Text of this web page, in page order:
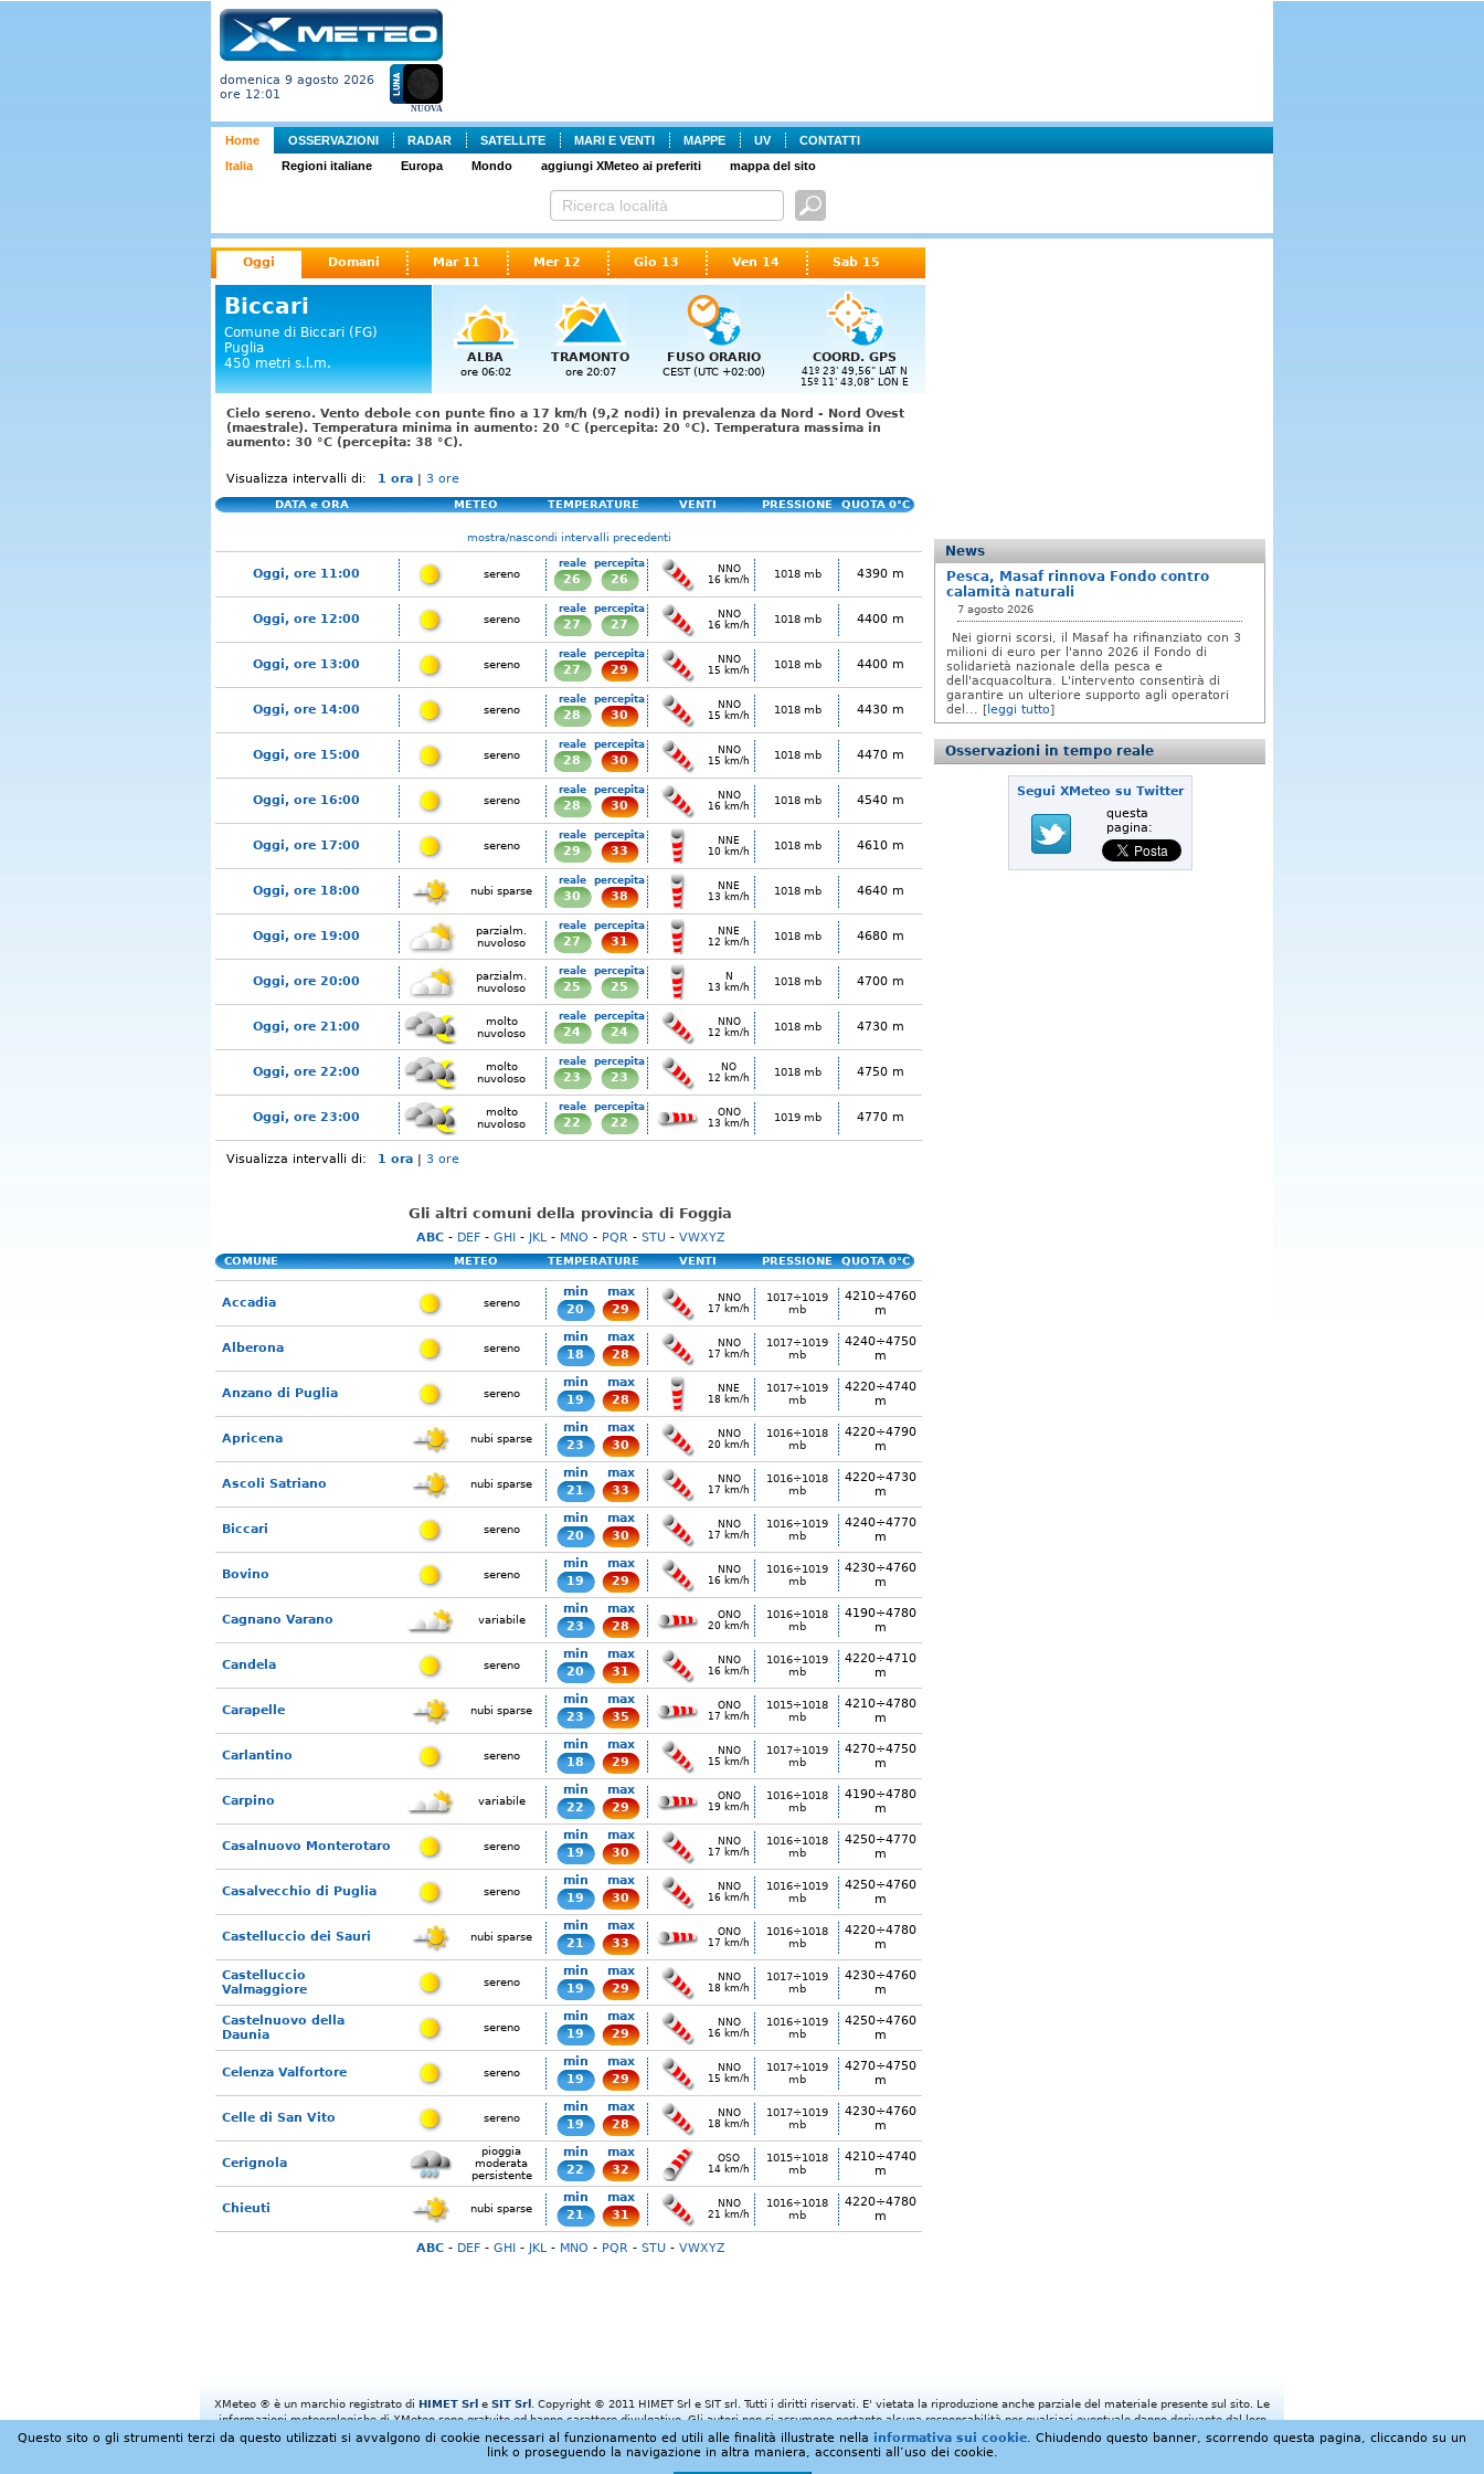
domenica 9 agosto 2026
ore 12:01
NUOVA
Home OSSERVAZIONI RADAR SATELLITE MARI E VENTI MAPPE UV
CONTATTI
Italia
Regioni italiane Europa Mondo aggiungi XMeteo ai preferiti mappa del sito
Oggi Domani Mar 11 Mer 12 Gio 13 Ven 14 Sab 15
Biccari
Comune di Biccari (FG)
Puglia
450 metri s.l.m.
ALBA
ore 06:02
TRAMONTO
ore 20:07
FUSO ORARIO
CEST (UTC +02:00)
COORD. GPS
41º 23' 49,56" LAT N
15º 11' 43,08" LON E
Cielo sereno. Vento debole con punte fino a 17 km/h (9,2 nodi) in prevalenza da Nord - Nord Ovest
(maestrale). Temperatura minima in aumento: 20 °C (percepita: 20 °C). Temperatura massima in
aumento: 30 °C (percepita: 38 °C).
Visualizza intervalli di: 1 ora | 3 ore
DATA e ORA METEO TEMPERATURE VENTI PRESSIONE QUOTA 0°C
mostra/nascondi intervalli precedenti
Oggi, ore 11:00 sereno
reale
26
percepita
26
NNO
16 km/h
1018 mb 4390 m
Oggi, ore 12:00 sereno
reale
27
percepita
27
NNO
16 km/h
1018 mb 4400 m
Oggi, ore 13:00 sereno
reale
27
percepita
29
NNO
15 km/h
1018 mb 4400 m
Oggi, ore 14:00 sereno
reale
28
percepita
30
NNO
15 km/h
1018 mb 4430 m
Oggi, ore 15:00 sereno
reale
28
percepita
30
NNO
15 km/h
1018 mb 4470 m
Oggi, ore 16:00 sereno
reale
28
percepita
30
NNO
16 km/h
1018 mb 4540 m
Oggi, ore 17:00 sereno
reale
29
percepita
33
NNE
10 km/h
1018 mb 4610 m
Oggi, ore 18:00 nubi sparse
reale
30
percepita
38
NNE
13 km/h
1018 mb 4640 m
Oggi, ore 19:00
parzialm.
nuvoloso
reale
27
percepita
31
NNE
12 km/h
1018 mb 4680 m
Oggi, ore 20:00
parzialm.
nuvoloso
reale
25
percepita
25
N
13 km/h
1018 mb 4700 m
Oggi, ore 21:00
molto
nuvoloso
reale
24
percepita
24
NNO
12 km/h
1018 mb 4730 m
Oggi, ore 22:00
molto
nuvoloso
reale
23
percepita
23
NO
12 km/h
1018 mb 4750 m
Oggi, ore 23:00
molto
nuvoloso
reale
22
percepita
22
ONO
13 km/h
1019 mb 4770 m
Visualizza intervalli di: 1 ora | 3 ore
Gli altri comuni della provincia di Foggia
ABC- DEF- GHI- JKL- MNO - PQR - STU - VWXYZ
COMUNE METEO TEMPERATURE VENTI PRESSIONE QUOTA 0°C
Accadia sereno
min
20
max
29
NNO
17 km/h
1017÷1019
mb
4210÷4760
m
Alberona sereno
min
18
max
28
NNO
17 km/h
1017÷1019
mb
4240÷4750
m
Anzano di Puglia sereno
min
19
max
28
NNE
18 km/h
1017÷1019
mb
4220÷4740
m
Apricena nubi sparse
min
23
max
30
NNO
20 km/h
1016÷1018
mb
4220÷4790
m
Ascoli Satriano nubi sparse
min
21
max
33
NNO
17 km/h
1016÷1018
mb
4220÷4730
m
Biccari sereno
min
20
max
30
NNO
17 km/h
1016÷1019
mb
4240÷4770
m
Bovino sereno
min
19
max
29
NNO
16 km/h
1016÷1019
mb
4230÷4760
m
Cagnano Varano variabile
min
23
max
28
ONO
20 km/h
1016÷1018
mb
4190÷4780
m
Candela sereno
min
20
max
31
NNO
16 km/h
1016÷1019
mb
4220÷4710
m
Carapelle nubi sparse
min
23
max
35
ONO
17 km/h
1015÷1018
mb
4210÷4780
m
Carlantino sereno
min
18
max
29
NNO
15 km/h
1017÷1019
mb
4270÷4750
m
Carpino variabile
min
22
max
29
ONO
19 km/h
1016÷1018
mb
4190÷4780
m
Casalnuovo Monterotaro sereno
min
19
max
30
NNO
17 km/h
1016÷1018
mb
4250÷4770
m
Casalvecchio di Puglia sereno
min
19
max
30
NNO
16 km/h
1016÷1019
mb
4250÷4760
m
Castelluccio dei Sauri nubi sparse
min
21
max
33
ONO
17 km/h
1016÷1018
mb
4220÷4780
m
Castelluccio
Valmaggiore
sereno
min
19
max
29
NNO
18 km/h
1017÷1019
mb
4230÷4760
m
Castelnuovo della
Daunia
sereno
min
19
max
29
NNO
16 km/h
1016÷1019
mb
4250÷4760
m
Celenza Valfortore sereno
min
19
max
29
NNO
15 km/h
1017÷1019
mb
4270÷4750
m
Celle di San Vito sereno
min
19
max
28
NNO
18 km/h
1017÷1019
mb
4230÷4760
m
Cerignola
pioggia
moderata
persistente
min
22
max
32
OSO
14 km/h
1015÷1018
mb
4210÷4740
m
Chieuti nubi sparse
min
21
max
31
NNO
21 km/h
1016÷1018
mb
4220÷4780
m
ABC- DEF- GHI- JKL- MNO - PQR - STU - VWXYZ
News
Pesca, Masaf rinnova Fondo contro
calamità naturali
7 agosto 2026
Nei giorni scorsi, il Masaf ha rifinanziato con 3
milioni di euro per l'anno 2026 il Fondo di
solidarietà nazionale della pesca e
dell'acquacoltura. L'intervento consentirà di
garantire un ulteriore supporto agli operatori
del... [ leggi tutto]
Osservazioni in tempo reale
Segui XMeteo su Twitter
questa
pagina:
XMeteo ® è un marchio registrato di HIMET Srl e SIT Srl
. Copyright © 2011 HIMET Srl e SIT srl. Tutti i diritti riservati. E' vietata la riproduzione anche parziale del materiale presente sul sito. Le
informazioni meteorologiche di XMeteo sono gratuite ed hanno carattere divulgativo. Gli autori non si assumono pertanto alcuna responsabilità per qualsiasi eventuale danno derivante dal loro
utilizzo.
Avviso sull'uso e sulla proprietà dei dati
Questo sito o gli strumenti terzi da questo utilizzati si avvalgono di cookie necessari al funzionamento ed utili alle finalità illustrate nella informativa sui cookie. Chiudendo questo banner, scorrendo questa pagina, cliccando su un
link o proseguendo la navigazione in altra maniera, acconsenti all’uso dei cookie.